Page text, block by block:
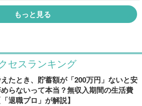
もっと見る
セスランキング
たとき、貯蓄額が「200万円」ないと安
らないって本当？無収入期間の生活費
退職プロ」が解説】